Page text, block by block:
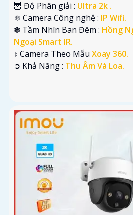
🦉 Độ Phân giải : Ultra 2k .
⚛️ Camera Công nghệ : IP Wifi.
❃ Tầm Nhìn Ban Đêm : Hồng
Ngoại Smart IR.
↕️ Camera Theo Mẫu Xoay 360.
️➲ Khả Năng : Thu Âm Và Loa.